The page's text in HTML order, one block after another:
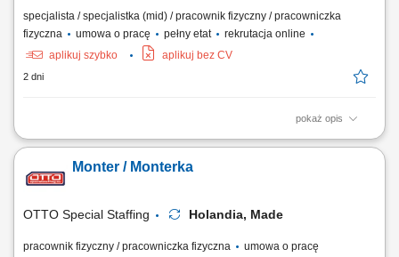
specjalista / specjalistka (mid) / pracownik fizyczny / pracowniczka
fizyczna
umowa o pracę pełny etat
rekrutacja online
aplikuj szybko
aplikuj bez CV
2 dni
pokaż opis
Opis stanowiska: montaż i konfiguracja serwerów zgodnie z
podzespołów komputerowych i przygotowywanie urządzeń do dalszej
dystrybucji, realizacja zadań produkcyjnych zgodnie z harmonogramem
Monter / Monterka
OTTO Special Staffing Holandia, Made
pracownik fizyczny / pracowniczka fizyczna
umowa o pracę